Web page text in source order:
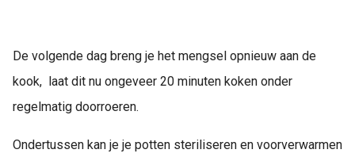
De volgende dag breng je het mengsel opnieuw aan de
kook, laat dit nu ongeveer 20 minuten koken onder
regelmatig doorroeren.
Ondertussen kan je je potten steriliseren en voorverwarmen